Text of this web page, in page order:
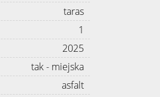
taras
1
2025
tak - miejska
asfalt